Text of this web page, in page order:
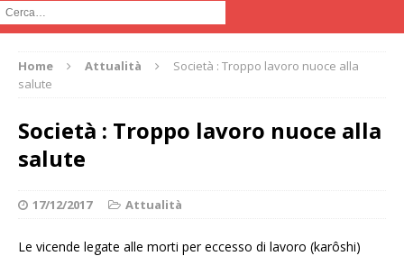
Cerca :
Home Attualità
Società : Troppo lavoro nuoce alla
salute
Società : Troppo lavoro nuoce alla
salute
17/12/2017 Attualità
Le vicende legate alle morti per eccesso di lavoro (karôshi)